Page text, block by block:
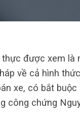
được xem là
về cả hình
xe, có bắt
công chứng